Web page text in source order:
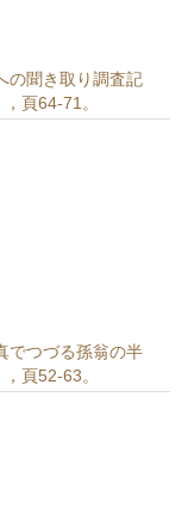
の聞き取り調査記
頁64-71。
でつづる孫翁の半
頁52-63。